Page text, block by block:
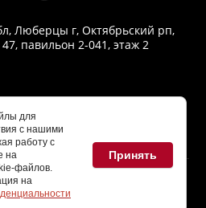
Люберцы г, Октябрьский рп,
павильон 2-041, этаж 2
на сайте носит справочный
условиях не является публичной
для
с нашими
работу с
на
файлов.
на
Принять